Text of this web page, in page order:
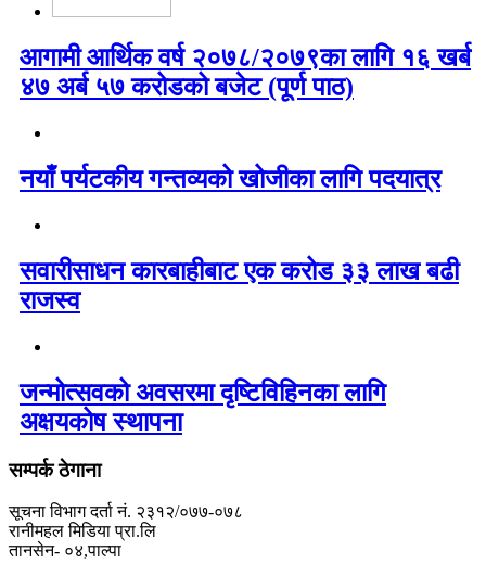
आगामी आर्थिक वर्ष २०७८/२०७९का लागि १६ खर्ब
४७ अर्ब ५७ करोडको बजेट (पूर्ण पाठ)
नयाँ पर्यटकीय गन्तव्यको खोजीका लागि पदयात्र
सवारीसाधन कारबाहीबाट एक करोड ३३ लाख बढी
राजस्व
जन्मोत्सवको अवसरमा दृष्टिविहिनका लागि
अक्षयकोष स्थापना
सम्पर्क ठेगाना
सूचना विभाग दर्ता नं. २३१२/०७७-०७८
रानीमहल मिडिया प्रा.लि
तानसेन- ०४,पाल्पा